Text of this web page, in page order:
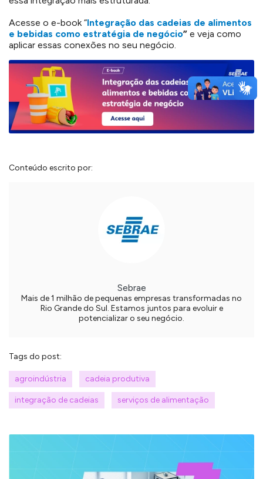
Acesse o e-book “Integração das cadeias de alimentos
e bebidas como estratégia de negócio” e veja como
aplicar essas conexões no seu negócio.
Conteúdo escrito por:
Sebrae
Mais de 1 milhão de pequenas empresas transformadas no
Rio Grande do Sul. Estamos juntos para evoluir e
potencializar o seu negócio.
Tags do post:
agroindústria cadeia produtiva
integração de cadeias serviços de alimentação